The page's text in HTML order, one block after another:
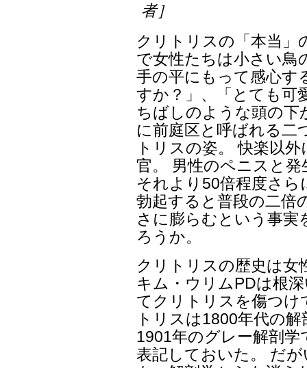
者］
クリトリスの「本当」
で女性たちは小さい鳥
手の平にもって感心す
すか？」、「とても可
ちばしのような頭の下
に前庭区と呼ばれる二
トリスの姿。 快楽以
官。 男性のペニスと
それより50倍程度さ
勃起すると普段の二倍
さに膨らむという事
ろうか。
クリトリスの歴史は女
キム・ウリムPDは根
てクリトリスを傷つけ
トリスは1800年代の
1901年のグレー解剖
表記しておいた。 だ